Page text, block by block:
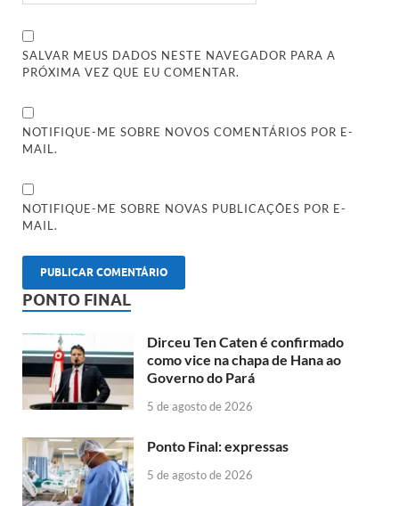
SALVAR MEUS DADOS NESTE NAVEGADOR PARA A
PRÓXIMA VEZ QUE EU COMENTAR.
NOTIFIQUE-ME SOBRE NOVOS COMENTÁRIOS POR E-
MAIL.
NOTIFIQUE-ME SOBRE NOVAS PUBLICAÇÕES POR E-
MAIL.
PONTO FINAL
Dirceu Ten Caten é confirmado
como vice na chapa de Hana ao
Governo do Pará
5 de agosto de 2026
Ponto Final: expressas
5 de agosto de 2026